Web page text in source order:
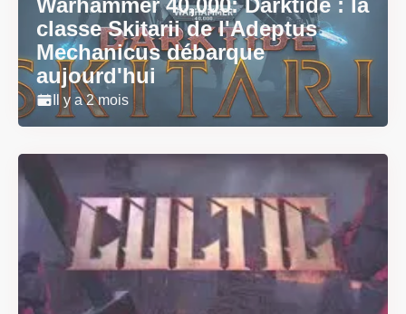
Warhammer 40,000: Darktide : la
classe Skitarii de l'Adeptus
Mechanicus débarque
aujourd'hui
Il y a 2 mois